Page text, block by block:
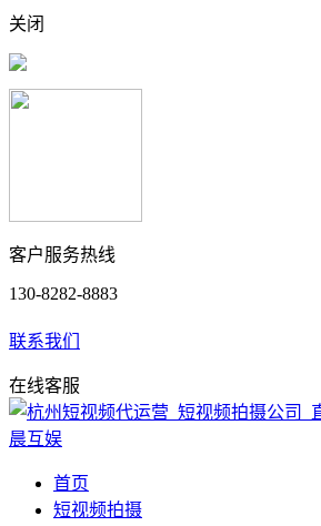
关闭
客户服务热线
130-8282-8883
联系我们
在线客服
首页
短视频拍摄